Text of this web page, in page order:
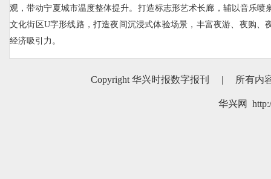
观，带动宁夏城市温度整体提升。打造标志形艺术长廊，辅以音乐喷
文化街区U字形线路，打造夜间沉浸式体验场景，丰富夜游、夜购、
经济吸引力。
Copyright 华兴时报数字报刊 | 所有内
华兴网